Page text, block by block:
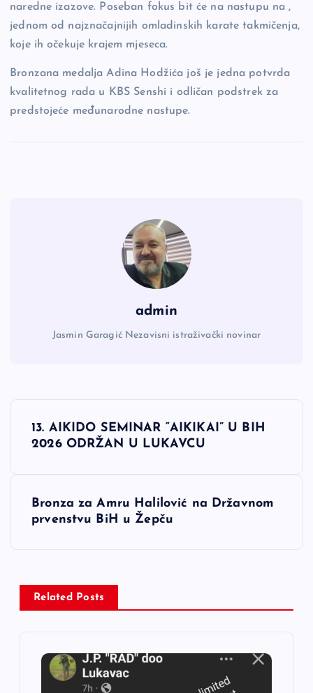
naredne izazove. Poseban fokus bit će na nastupu na ,
jednom od najznačajnijih omladinskih karate takmičenja,
koje ih očekuje krajem mjeseca.
Bronzana medalja Adina Hodžića još je jedna potvrda
kvalitetnog rada u KBS Senshi i odličan podstrek za
predstojeće međunarodne nastupe.
admin
Jasmin Garagić Nezavisni istraživački novinar
a
c
13. AIKIDO SEMINAR “AIKIKAI” U BIH
2026 ODRŽAN U LUKAVCU
Bronza za Amru Halilović na Državnom
prvenstvu BiH u Žepču
Related Posts